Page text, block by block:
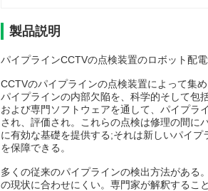
製品説明
パイプラインCCTVの点検装置のロボット配
CCTVのパイプラインの点検装置によって集
パイプラインの内部欠陥を、科学的そして包
および専門ソフトウェアを通して、パイプラ
され、評価され。これらの点検は修理の間に
に有効な基礎を提供する;それは新しいパイ
を保障できる。
多くの従来のパイプラインの検出方法がある
の現状に合わせにくい。専門家が解釈するこ